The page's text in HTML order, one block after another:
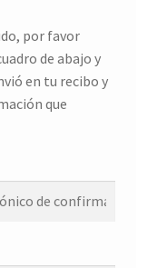
por favor
de abajo y
en tu recibo y
que